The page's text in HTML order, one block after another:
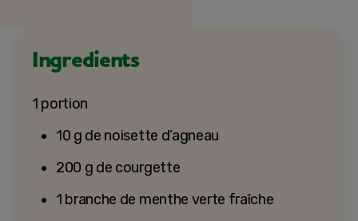
Ingredients
1 portion
10 g de noisette d’agneau
200 g de courgette
1 branche de menthe verte fraîche